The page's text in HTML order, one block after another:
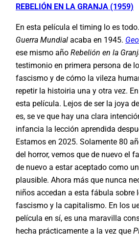
REBELIÓN EN LA GRANJA (1959)
En esta película el timing lo es
Guerra Mundial acaba en 1945.
ese mismo año Rebelión en la
testimonio en primera persona de
fascismo y de cómo la vileza
repetir la histoiria una y otra vez.
esta película. Lejos de ser la joya
es, se ve que hay una clara
infancia la lección aprendida
Estamos en 2025. Solamente 80
del horror, vemos que de nuevo el
de nuevo a estar aceptado como
plausible. Ahora más que nunca
niños accedan a esta fábula sobre
fascismo y la capitalismo. En los
película en sí, es una maravilla
hecha prácticamente a la vez que